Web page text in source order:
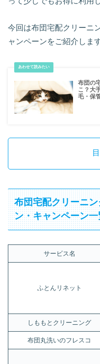
今回は布団宅配クリーニ
ャンペーンをご紹介します
布団の
こ？大
毛・保
布団宅配クリーニ
ン・キャンペーン一
サービス名
ふとんリネット
しももとクリーニング
布団丸洗いのフレスコ